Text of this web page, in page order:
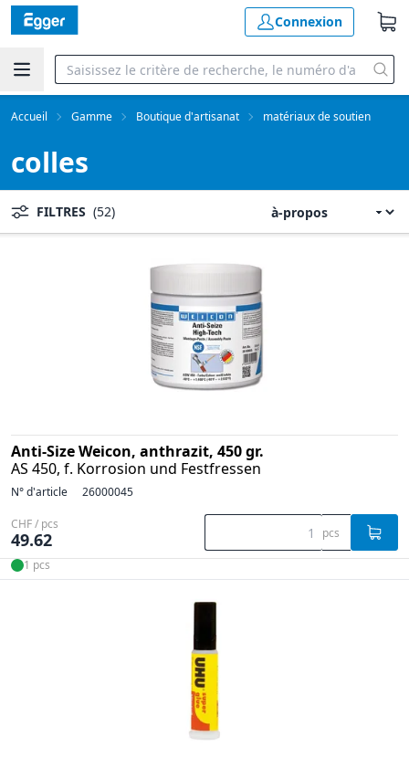
Connexion
Accueil Gamme Boutique d'artisanat matériaux de soutien
colles
FILTRES (52)
Anti-Size Weicon, anthrazit, 450 gr.
AS 450, f. Korrosion und Festfressen
N° d'article 26000045
CHF / pcs
49.62 pcs
1 pcs